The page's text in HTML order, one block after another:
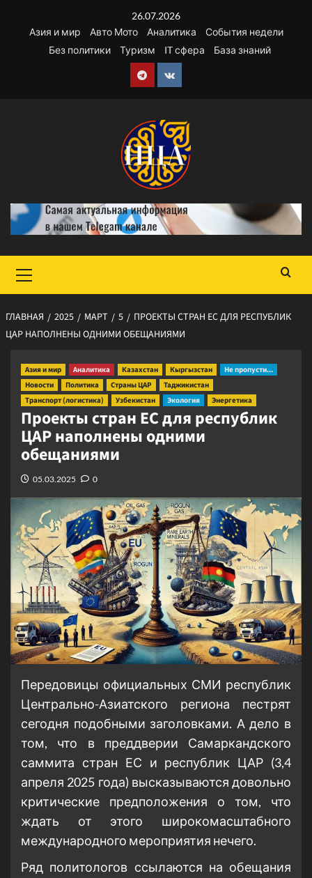
содержимому
26.07.2026
Азия и мир
Авто Мото Аналитика
События недели
Без политики
Туризм IT сфера База знаний
Telegram
VK
меню
ГЛАВНАЯ 2025 МАРТ 5
ПРОЕКТЫ СТРАН ЕС ДЛЯ РЕСПУБЛИК
ЦАР НАПОЛНЕНЫ ОДНИМИ ОБЕЩАНИЯМИ
Азия и мир Аналитика Казахстан Кыргызстан
Не пропусти...
Новости
Политика Страны ЦАР
Таджикистан
Транспорт (логистика)
Узбекистан Экология Энергетика
Проекты стран ЕС для республик
ЦАР наполнены одними
обещаниями
05.03.2025 0
Передовицы официальных СМИ республик
Центрально-Азиатского региона пестрят
сегодня подобными заголовками. А дело в
том, что в преддверии Самаркандского
саммита стран ЕС и республик ЦАР (3,4
апреля 2025 года) высказываются довольно
критические предположения о том, что
ждать от этого широкомасштабного
международного мероприятия нечего.
Ряд политологов ссылаются на обещания